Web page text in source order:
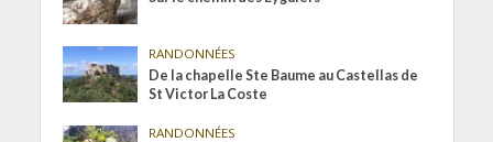
RANDONNÉES
De la chapelle Ste Baume au Castellas de
St Victor La Coste
RANDONNÉES